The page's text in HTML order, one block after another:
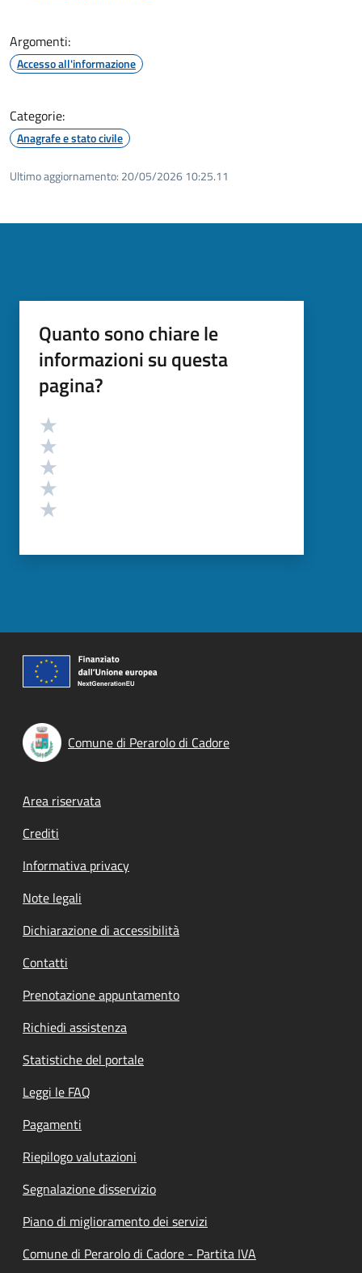
Argomenti:
Accesso all'informazione
Categorie:
Anagrafe e stato civile
Ultimo aggiornamento: 20/05/2026 10:25.11
Quanto sono chiare le
informazioni su questa
pagina?
Valutazione
Comune di Perarolo di Cadore
Footer menu
Area riservata
Crediti
Informativa privacy
Note legali
Dichiarazione di accessibilità
Contatti
Prenotazione appuntamento
Richiedi assistenza
Statistiche del portale
Leggi le FAQ
Pagamenti
Riepilogo valutazioni
Segnalazione disservizio
Piano di miglioramento dei servizi
Comune di Perarolo di Cadore - Partita IVA